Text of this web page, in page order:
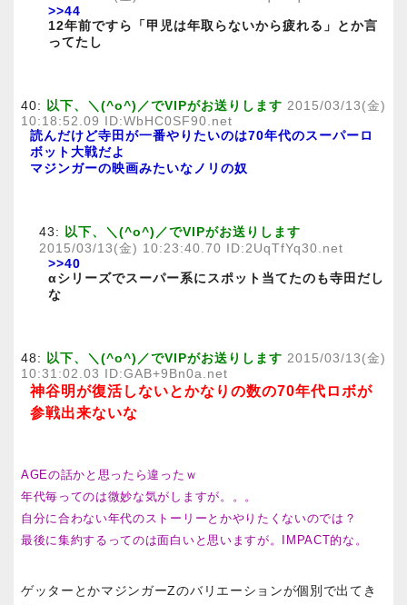
>>44
12年前ですら「甲児は年取らないから疲れる」とか言
ってたし
40: 以下、＼(^o^)／でVIPがお送りします 2015/03/13(金)
10:18:52.09 ID:WbHC0SF90.net
読んだけど寺田が一番やりたいのは70年代のスーパーロ
ボット大戦だよ
マジンガーの映画みたいなノリの奴
43: 以下、＼(^o^)／でVIPがお送りします
2015/03/13(金) 10:23:40.70 ID:2UqTfYq30.net
>>40
αシリーズでスーパー系にスポット当てたのも寺田だし
な
48: 以下、＼(^o^)／でVIPがお送りします 2015/03/13(金)
10:31:02.03 ID:GAB+9Bn0a.net
神谷明が復活しないとかなりの数の70年代ロボが
参戦出来ないな
AGEの話かと思ったら違ったｗ
年代毎ってのは微妙な気がしますが。。。
自分に合わない年代のストーリーとかやりたくないのでは？
最後に集約するってのは面白いと思いますが。IMPACT的な。
ゲッターとかマジンガーZのバリエーションが個別で出てき